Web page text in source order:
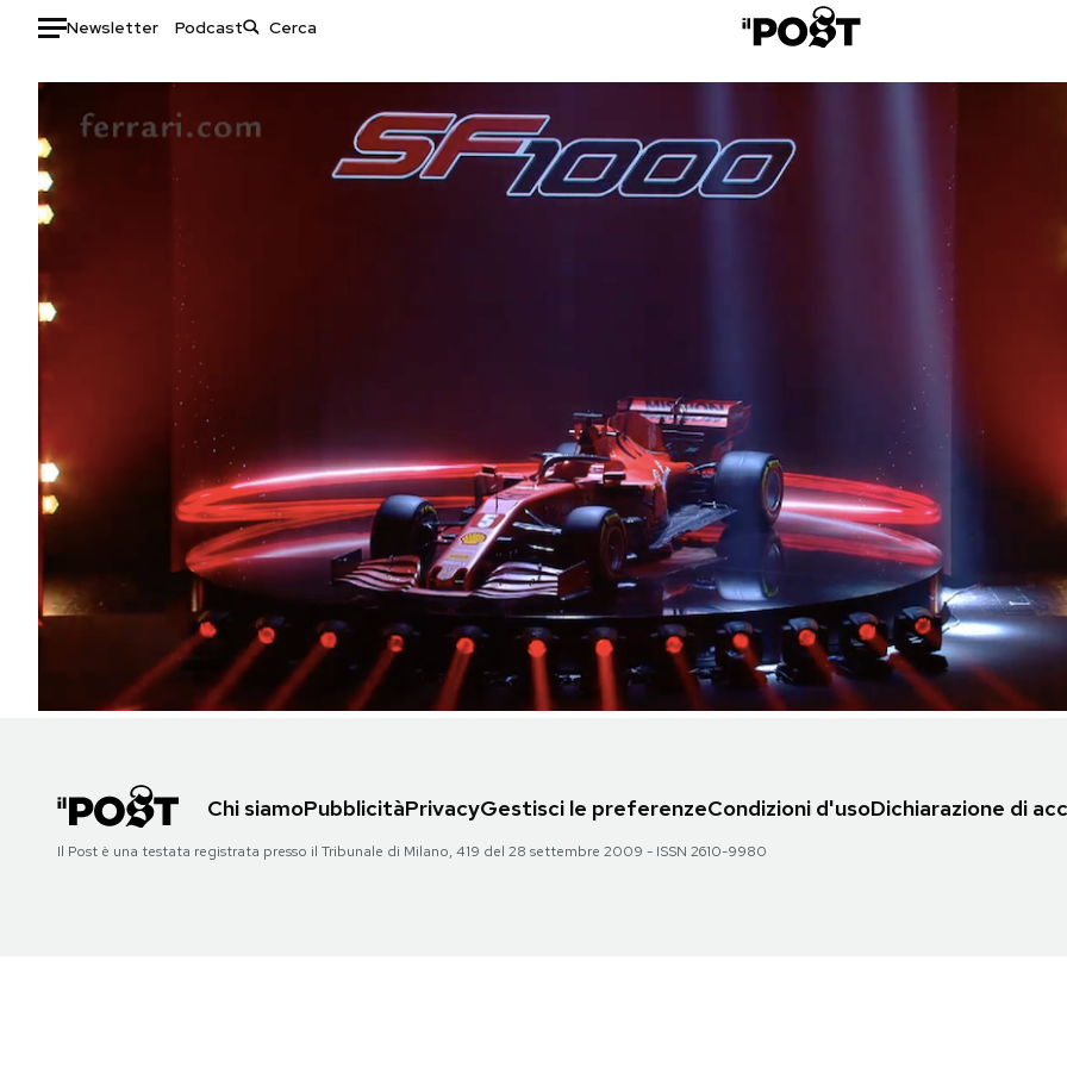
Newsletter Podcast
Auto
HOME
Tecnologia
Mondiali calcio 2026
PODCAST
NEWSLETTER
SHOP Chi siamoPubblicitàPrivacyGestisci le preferenzeCondizioni d'usoDichiarazione di
Il Post è una testata registrata presso il Tribunale di Milano, 419 del 28 settembre 2009 - ISSN 2610-9980